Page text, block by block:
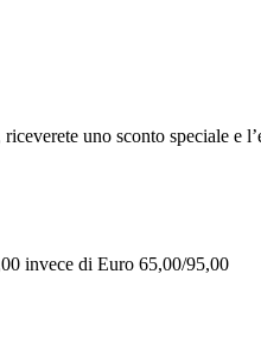
uno sconto speciale e
invece di Euro 65,00/95,00